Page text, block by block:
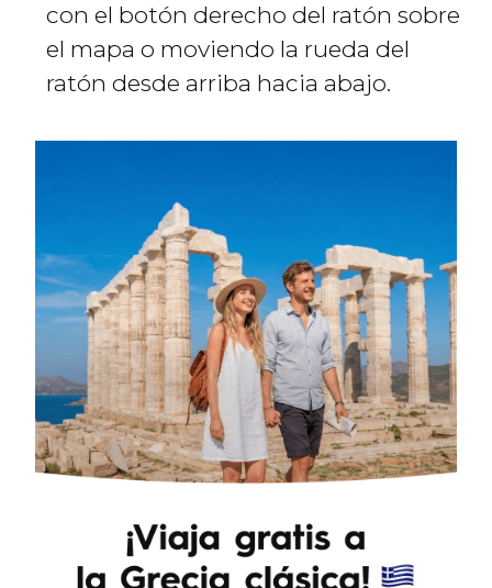
con el botón derecho del ratón sobre
el mapa o moviendo la rueda del
ratón desde arriba hacia abajo.